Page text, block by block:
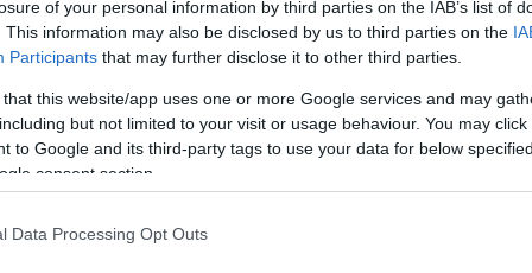
of your personal information by third parties on the IAB’s list of
This information may also be disclosed by us to third parties on the
Participants that may further disclose it to other third parties.
that this website/app uses one or more Google services and may
but not limited to your visit or usage behaviour. You may
to Google and its third-party tags to use your data for below
consent section.
Data Processing Opt Outs
trasparenza è un valore in forte calo. Il caso di
un problema che molti preferirebbero ignorare. Le
durante il Giro d’Italia 2025 hanno scatenato un
sollevando interrogativi sull’integrità delle
diverse.